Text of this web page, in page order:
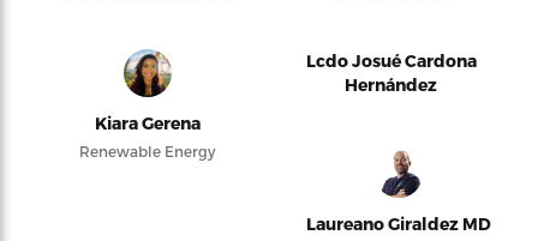
Kiara Gerena
Renewable Energy
Lcdo Josué Cardona
Hernández
Laureano Giraldez MD